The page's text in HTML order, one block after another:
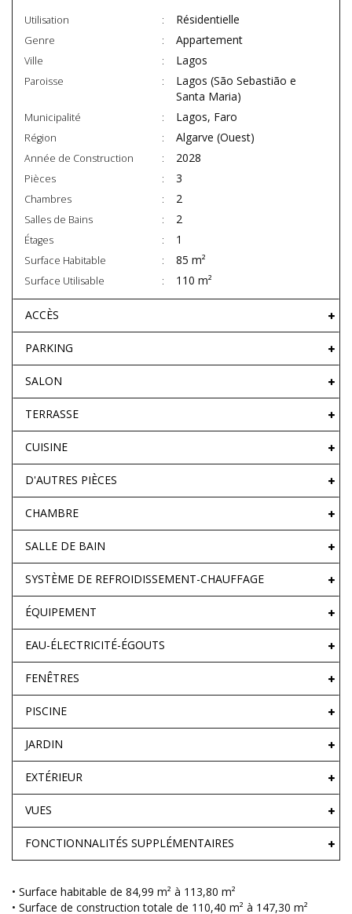
Utilisation Résidentielle
Genre Appartement
Ville Lagos
Paroisse
Lagos (São Sebastião e
Santa Maria)
Municipalité Lagos, Faro
Région Algarve (Ouest)
Année de Construction 2028
Pièces 3
Chambres 2
Salles de Bains 2
Étages 1
Surface Habitable 85 m²
Surface Utilisable 110 m²
ACCÈS
PARKING
SALON
TERRASSE
CUISINE
D'AUTRES PIÈCES
CHAMBRE
SALLE DE BAIN
SYSTÈME DE REFROIDISSEMENT-CHAUFFAGE
ÉQUIPEMENT
EAU-ÉLECTRICITÉ-ÉGOUTS
FENÊTRES
PISCINE
JARDIN
EXTÉRIEUR
VUES
FONCTIONNALITÉS SUPPLÉMENTAIRES
• Surface habitable de 84,99 m² à 113,80 m²
• Surface de construction totale de 110,40 m² à 147,30 m²